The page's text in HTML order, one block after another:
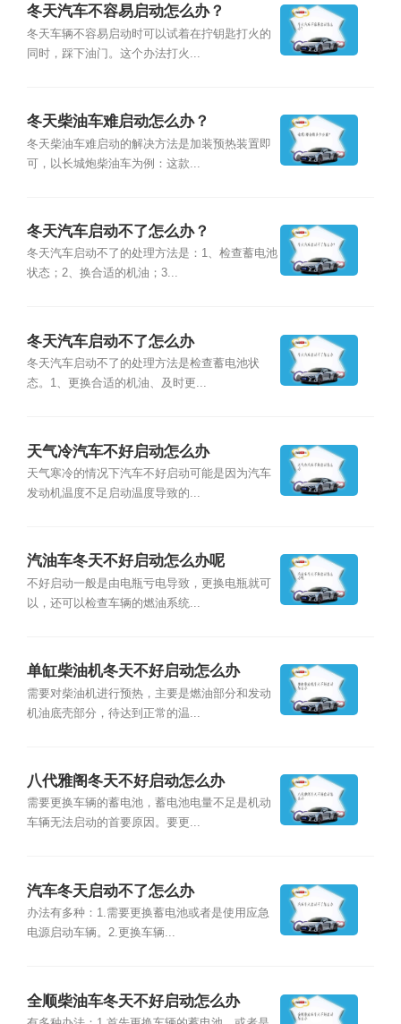
冬天汽车不容易启动怎么办？
冬天车辆不容易启动时可以试着在拧钥匙打火的
同时，踩下油门。这个办法打火...
冬天柴油车难启动怎么办？
冬天柴油车难启动的解决方法是加装预热装置即
可，以长城炮柴油车为例：这款...
冬天汽车启动不了怎么办？
冬天汽车启动不了的处理方法是：1、检查蓄电池
状态；2、换合适的机油；3...
冬天汽车启动不了怎么办
冬天汽车启动不了的处理方法是检查蓄电池状
态。1、更换合适的机油、及时更...
天气冷汽车不好启动怎么办
天气寒冷的情况下汽车不好启动可能是因为汽车
发动机温度不足启动温度导致的...
汽油车冬天不好启动怎么办呢
不好启动一般是由电瓶亏电导致，更换电瓶就可
以，还可以检查车辆的燃油系统...
单缸柴油机冬天不好启动怎么办
需要对柴油机进行预热，主要是燃油部分和发动
机油底壳部分，待达到正常的温...
八代雅阁冬天不好启动怎么办
需要更换车辆的蓄电池，蓄电池电量不足是机动
车辆无法启动的首要原因。要更...
汽车冬天启动不了怎么办
办法有多种：1.需要更换蓄电池或者是使用应急
电源启动车辆。2.更换车辆...
全顺柴油车冬天不好启动怎么办